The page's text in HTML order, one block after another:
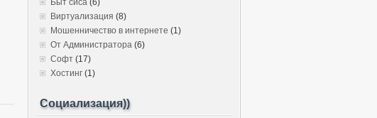
Быт сиса (6)
Виртуализация (8)
Мошенничество в интернете (1)
От Администратора (6)
Софт (17)
Хостинг (1)
Социализация))